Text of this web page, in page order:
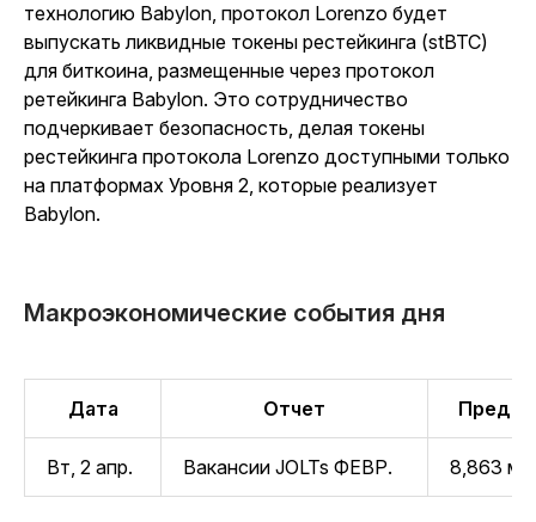
технологию Babylon, протокол Lorenzo будет
выпускать ликвидные токены рестейкинга (stBTC)
для биткоина, размещенные через протокол
ретейкинга Babylon. Это сотрудничество
подчеркивает безопасность, делая токены
рестейкинга протокола Lorenzo доступными только
на платформах Уровня 2, которые реализует
Babylon.
Макроэкономические события дня
Дата Отчет
Вт, 2 апр. Вакансии JOLTs ФЕВР. 8,863